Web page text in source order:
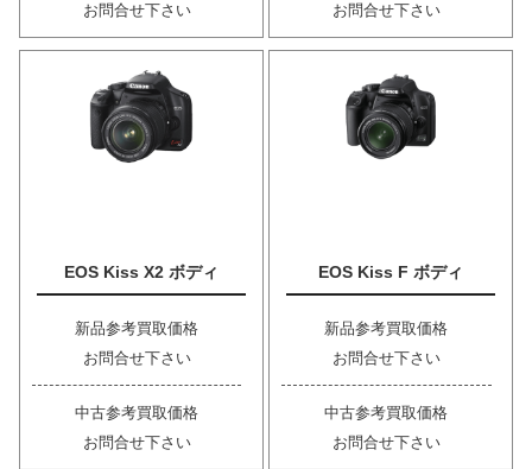
お問合せ下さい
お問合せ下さい
EOS Kiss X2 ボディ
新品参考買取価格
お問合せ下さい
中古参考買取価格
お問合せ下さい
EOS Kiss F ボディ
新品参考買取価格
お問合せ下さい
中古参考買取価格
お問合せ下さい